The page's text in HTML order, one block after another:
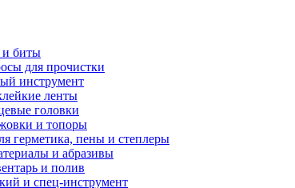
и биты
для прочистки
инструмент
ленты
головки
и топоры
герметика, пены и степлеры
и абразивы
и полив
и спец-инструмент